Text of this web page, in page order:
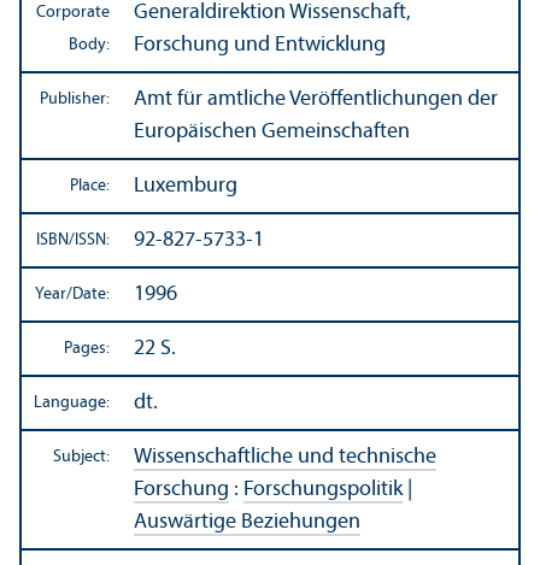
Corporate
Body:
Generaldirektion Wissenschaft,
Forschung und Entwicklung
Publisher:
Amt für amtliche Veröffentlichungen der
Europäischen Gemeinschaften
Place: Luxemburg
ISBN/ISSN: 92-827-5733-1
Year/Date: 1996
Pages: 22 S.
Language: dt.
Subject:
Wissenschaftliche und technische
Forschung : Forschungspolitik|
Auswärtige Beziehungen